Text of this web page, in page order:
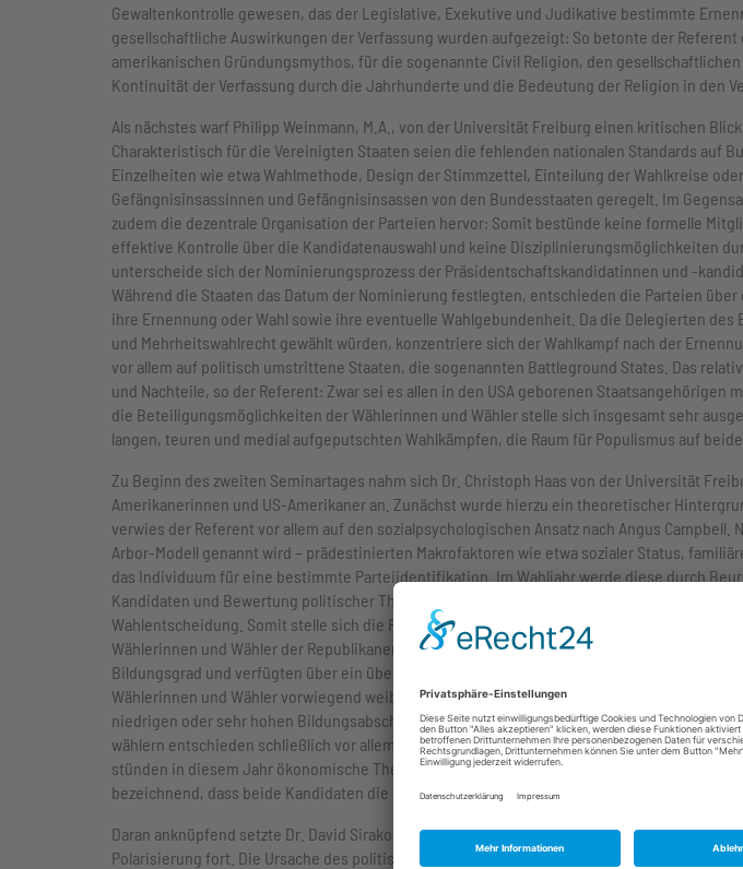
Gewaltenkontrolle gewesen, das der Legislative, Exekutive und Judikative bestimmte
gesellschaftliche Auswirkungen der Verfassung wurden aufgezeigt: So betonte der Referent
amerikanischen Gründungsmythos, für die sogenannte Civil Religion, den
Kontinuität der Verfassung durch die Jahrhunderte und die Bedeutung der Religion in den
Als nächstes warf Philipp Weinmann, M.A., von der Universität Freiburg einen kritischen
Charakteristisch für die Vereinigten Staaten seien die fehlenden nationalen Standards auf
Einzelheiten wie etwa Wahlmethode, Design der Stimmzettel, Einteilung der Wahlkreise
Gefängnisinsassinnen und Gefängnisinsassen von den Bundesstaaten geregelt. Im
zudem die dezentrale Organisation der Parteien hervor: Somit bestünde keine formelle
effektive Kontrolle über die Kandidatenauswahl und keine Disziplinierungsmöglichkeiten
unterscheide sich der Nominierungsprozess der Präsidentschaftskandidatinnen und -
Während die Staaten das Datum der Nominierung festlegten, entschieden die Parteien über
ihre Ernennung oder Wahl sowie ihre eventuelle Wahlgebundenheit. Da die Delegierten des
und Mehrheitswahlrecht gewählt würden, konzentriere sich der Wahlkampf nach der
vor allem auf politisch umstrittene Staaten, die sogenannten Battleground States. Das
und Nachteile, so der Referent: Zwar sei es allen in den USA geborenen Staatsangehörigen
die Beteiligungsmöglichkeiten der Wählerinnen und Wähler stelle sich insgesamt sehr
langen, teuren und medial aufgeputschten Wahlkämpfen, die Raum für Populismus auf
Zu Beginn des zweiten Seminartages nahm sich Dr. Christoph Haas von der Universität
Amerikanerinnen und US-Amerikaner an. Zunächst wurde hierzu ein theoretischer
verwies der Referent vor allem auf den sozialpsychologischen Ansatz nach Angus Campbell.
Arbor-Modell genannt wird – prädestinierten Makrofaktoren wie etwa sozialer Status,
das Individuum für eine bestimmte Parteiidentifikation. Im Wahljahr werde diese durch
Kandidaten und Bewertung politischer Themen zwar modifiziert, dies habe allerdings nur
Wahlentscheidung. Somit stelle sich die Frage, welche Bevölkerungsgruppen sich
Wählerinnen und Wähler der Republikaner seien vor allem männlich, höheren Alters, weiß,
Bildungsgrad und verfügten über ein überdurchschnittliches Einkommen, so Dr. Haas. Im
Wählerinnen und Wähler vorwiegend weiblich, jung, gehören ethnischen und religiösen
niedrigen oder sehr hohen Bildungsabschluss und ein unterdurchschnittliches Einkommen.
wählern entschieden schließlich vor allem die Themen, die die
stünden in diesem Jahr ökonomische Themen, Einwanderungspolitik sowie die
bezeichnend, dass beide Kandidaten die Höchstwerte in der Unbeliebtheit seit der
Daran anknüpfend setzte Dr. David Sirakov von der Atlantischen Akademie die
Polarisierung fort. Die Ursache des politischen Gridlocks im amerikanischen Kongress